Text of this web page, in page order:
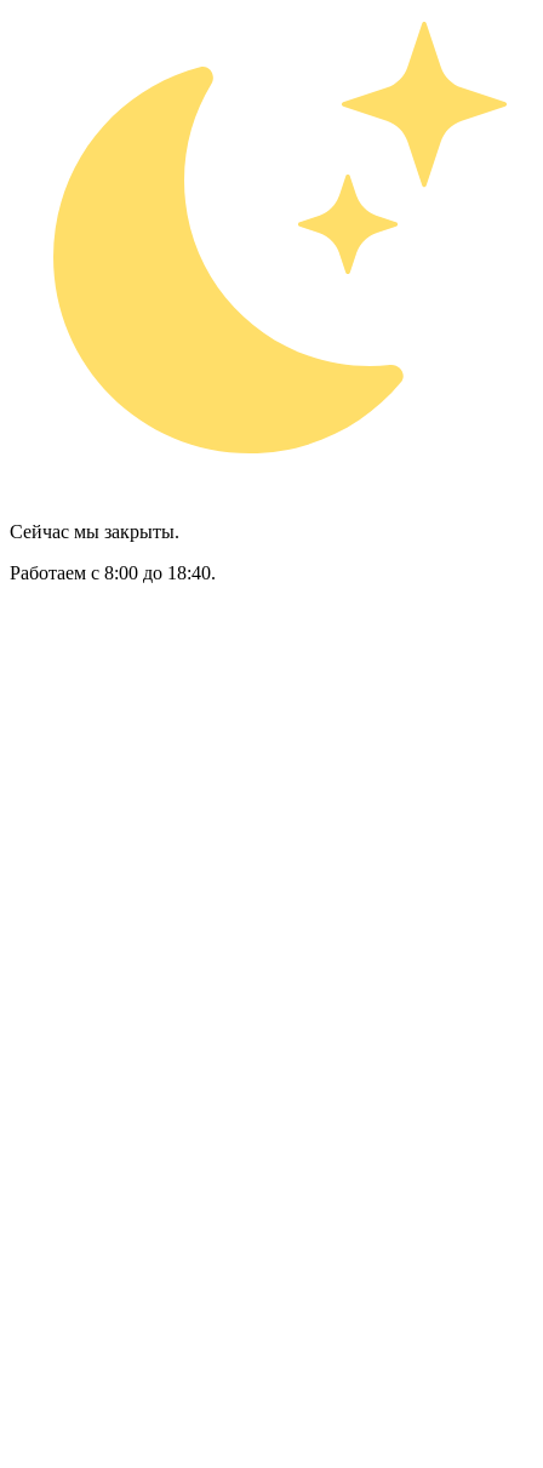
Сейчас мы закрыты.
Работаем с 8:00 до 18:40.